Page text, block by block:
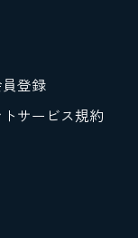
登録
サービス規約